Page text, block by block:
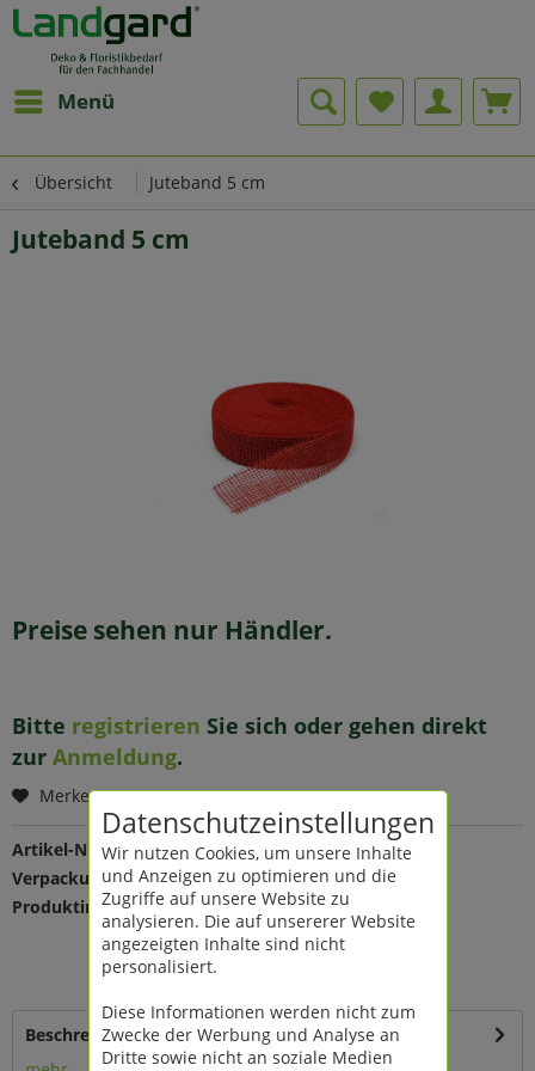
Menü
Übersicht Juteband 5 cm
Juteband 5 cm
Preise sehen nur Händler.
Bitte registrieren Sie sich oder gehen direkt
zur Anmeldung.
Merken
Artikel-Nr.:
35802
Verpackungseinheit:
1 St
Produktinfo:
Farbe: rot
Maße: B 5 cm L 40 m
Material: Jute
umweltfreundlich Herstellung
Beschreibung
Datenschutzeinstellungen
Wir nutzen Cookies, um unsere Inhalte
und Anzeigen zu optimieren und die
Zugriffe auf unsere Website zu
analysieren. Die auf unsererer Website
angezeigten Inhalte sind nicht
personalisiert.
Diese Informationen werden nicht zum
Zwecke der Werbung und Analyse an
Dritte sowie nicht an soziale Medien